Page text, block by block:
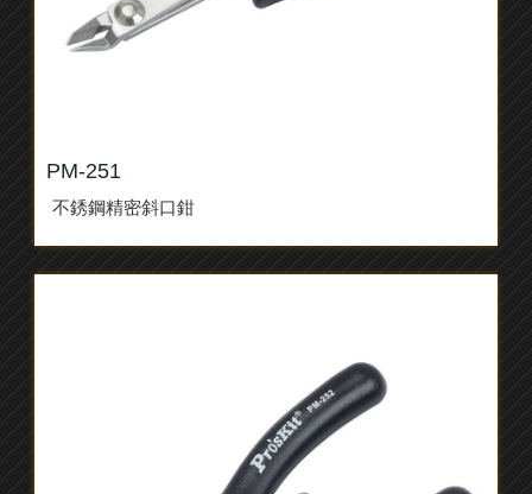
PM-251
不銹鋼精密斜口鉗